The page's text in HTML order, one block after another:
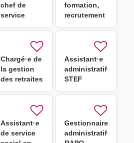
chef de
service
financière et
comptable
H/F
formation,
recrutement
assistants
familiaux
H/F
Chargé·e de
la gestion
des retraites
Assistant·e
administratif·ve
STEF
Assistant·e
de service
Gestionnaire
administratif·ve